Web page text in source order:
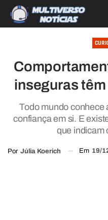
inseguras
Todo mundo conhece
confiança em si. E
que indicam
Por Júlia Koerich Em 19/